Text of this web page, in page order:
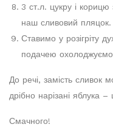
3 ст.л. цукру і корицю
наш сливовий пляцок.
Ставимо у розігріту
подачею
До речі, замість сливок
дрібно нарізані яблука
Смачного!